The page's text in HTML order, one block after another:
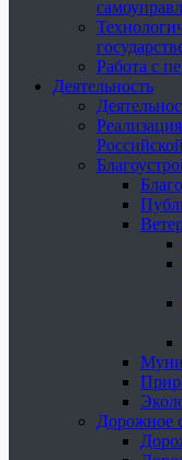
Работа с
Деятельность
Дорожное